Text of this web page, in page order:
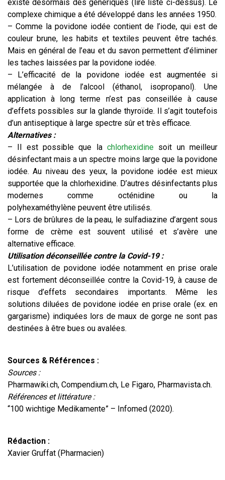
existe désormais des génériques (lire liste ci-dessus). Le
complexe chimique a été développé dans les années 1950.
– Comme la povidone iodée contient de l’iode, qui est de
couleur brune, les habits et textiles peuvent être tachés.
Mais en général de l’eau et du savon permettent d’éliminer
les taches laissées par la povidone iodée.
– L’efficacité de la povidone iodée est augmentée si
mélangée à de l’alcool (éthanol, isopropanol). Une
application à long terme n’est pas conseillée à cause
d’effets possibles sur la glande thyroïde. Il s’agit toutefois
d’un antiseptique à large spectre sûr et très efficace.
Alternatives :
– Il est possible que la chlorhexidine soit un meilleur
désinfectant mais a un spectre moins large que la povidone
iodée. Au niveau des yeux, la povidone iodée est mieux
supportée que la chlorhexidine. D’autres désinfectants plus
modernes comme octénidine ou la
polyhexaméthylène peuvent être utilisés.
– Lors de brûlures de la peau, le sulfadiazine d’argent sous
forme de crème est souvent utilisé et s’avère une
alternative efficace.
Utilisation déconseillée contre la Covid-19 :
L’utilisation de povidone iodée notamment en prise orale
est fortement déconseillée contre la Covid-19, à cause de
risque d’effets secondaires importants. Même les
solutions diluées de povidone iodée en prise orale (ex. en
gargarisme) indiquées lors de maux de gorge ne sont pas
destinées à être bues ou avalées.
Sources & Références :
Sources :
Pharmawiki.ch, Compendium.ch, Le Figaro, Pharmavista.ch.
Références et littérature :
“100 wichtige Medikamente” – Infomed (2020).
Rédaction :
Xavier Gruffat (Pharmacien)